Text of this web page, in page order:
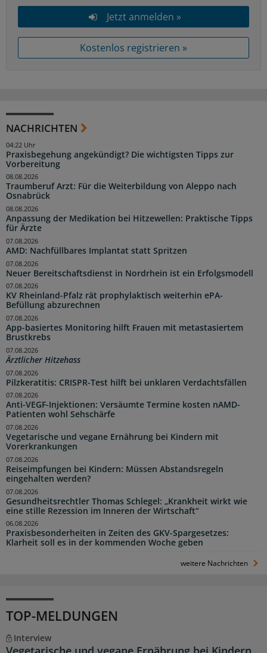
Jetzt anmelden »
Kostenlos registrieren »
NACHRICHTEN
Praxisbegehung angekündigt? Die wichtigsten Tipps zur
Vorbereitung
04:22 Uhr
Traumberuf Arzt: Für die Weiterbildung von Aleppo nach
Osnabrück
08.08.2026
Anpassung der Medikation bei Hitzewellen: Praktische Tipps
für Ärzte
08.08.2026
AMD: Nachfüllbares Implantat statt Spritzen
07.08.2026
Neuer Bereitschaftsdienst in Nordrhein ist ein Erfolgsmodell
07.08.2026
KV Rheinland-Pfalz rät prophylaktisch weiterhin ePA-
Befüllung abzurechnen
07.08.2026
App-basiertes Monitoring hilft Frauen mit metastasiertem
Brustkrebs
07.08.2026
Ärztlicher Hitzehass
07.08.2026
Pilzkeratitis: CRISPR-Test hilft bei unklaren Verdachtsfällen
07.08.2026
Anti-VEGF-Injektionen: Versäumte Termine kosten nAMD-
Patienten wohl Sehschärfe
07.08.2026
Vegetarische und vegane Ernährung bei Kindern mit
Vorerkrankungen
07.08.2026
Reiseimpfungen bei Kindern: Müssen Abstandsregeln
eingehalten werden?
07.08.2026
Gesundheitsrechtler Thomas Schlegel: „Krankheit wirkt wie
eine stille Rezession im Inneren der Wirtschaft“
07.08.2026
Praxisbesonderheiten in Zeiten des GKV-Spargesetzes:
Klarheit soll es in der kommenden Woche geben
06.08.2026
weitere Nachrichten
TOP-MELDUNGEN
Interview